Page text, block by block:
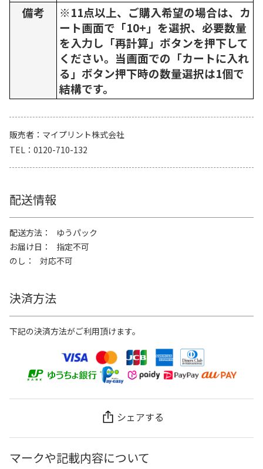
備考
※11点以上、ご購入希望の場合は、カ
ート画面で「10+」を選択、必要数量
を入力し「再計算」ボタンを押下して
ください。当画面での「カートに入れ
る」ボタン押下時の数量選択は1個で
結構です。
販売者
マイプリント株式会社
TEL
0120-710-132
配送情報
配送方法
ゆうパック
お届け日
指定不可
のし
対応不可
決済方法
下記の決済方法がご利用頂けます。
シェアする
マークや記載内容について